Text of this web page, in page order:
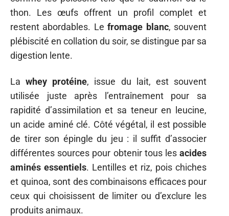
thon. Les œufs offrent un profil complet et
restent abordables. Lefromage blanc, souvent
plébiscité en collation du soir, se distingue par sa
digestion lente.
Lawhey protéine, issue du lait, est souvent
utilisée juste après l’entraînement pour sa
rapidité d’assimilation et sa teneur en leucine,
un acide aminé clé. Côté végétal, il est possible
de tirer son épingle du jeu : il suffit d’associer
différentes sources pour obtenir tous les acides
aminés essentiels. Lentilles et riz, pois chiches
et quinoa, sont des combinaisons efficaces pour
ceux qui choisissent de limiter ou d’exclure les
produits animaux.